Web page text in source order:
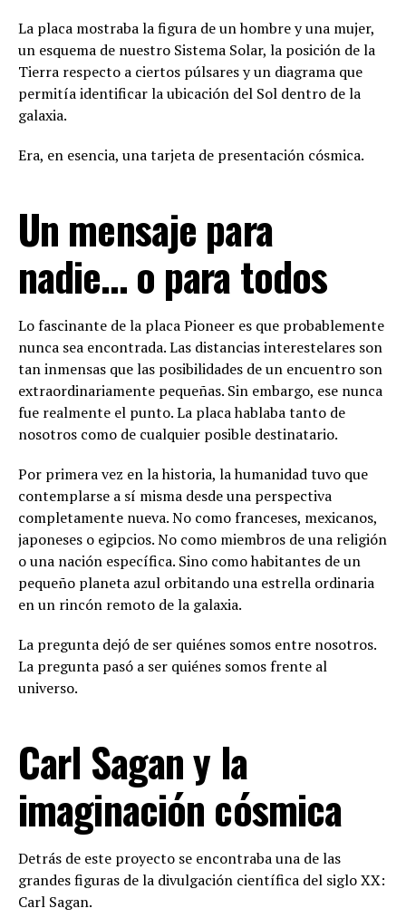
La placa mostraba la figura de un hombre y una mujer,
un esquema de nuestro Sistema Solar, la posición de la
Tierra respecto a ciertos púlsares y un diagrama que
permitía identificar la ubicación del Sol dentro de la
galaxia.
Era, en esencia, una tarjeta de presentación cósmica.
Un mensaje para
nadie… o para todos
Lo fascinante de la placa Pioneer es que probablemente
nunca sea encontrada. Las distancias interestelares son
tan inmensas que las posibilidades de un encuentro son
extraordinariamente pequeñas. Sin embargo, ese nunca
fue realmente el punto. La placa hablaba tanto de
nosotros como de cualquier posible destinatario.
Por primera vez en la historia, la humanidad tuvo que
contemplarse a sí misma desde una perspectiva
completamente nueva. No como franceses, mexicanos,
japoneses o egipcios. No como miembros de una religión
o una nación específica. Sino como habitantes de un
pequeño planeta azul orbitando una estrella ordinaria
en un rincón remoto de la galaxia.
La pregunta dejó de ser quiénes somos entre nosotros.
La pregunta pasó a ser quiénes somos frente al
universo.
Carl Sagan y la
imaginación cósmica
Detrás de este proyecto se encontraba una de las
grandes figuras de la divulgación científica del siglo XX:
Carl Sagan.